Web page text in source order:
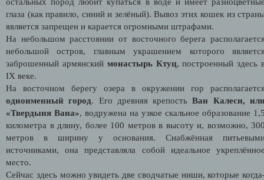
глаза (как правило, синий и зелёный). Вывоз этих кошек из
является запрещен и карается огромными штрафами.
На небольшом расстоянии от восточного берега
небольшой остров, главным украшением которого
заброшенный армянский монастырь Ктуц, построенный здесь
IX веке.
На восточном берегу озера в окружении гор
одноименный город. Его древняя крепостьВан Калеси,
«Твердыня Вана», водружена на узкое скальное образование
километра в длину, более 100 метров в высоту и, возможно,
метров в ширину у основания. Снабжённая
источниками, она представляла собой идеальное
место.
Сейчас здесь можно увидеть две сводчатые ниши, которые